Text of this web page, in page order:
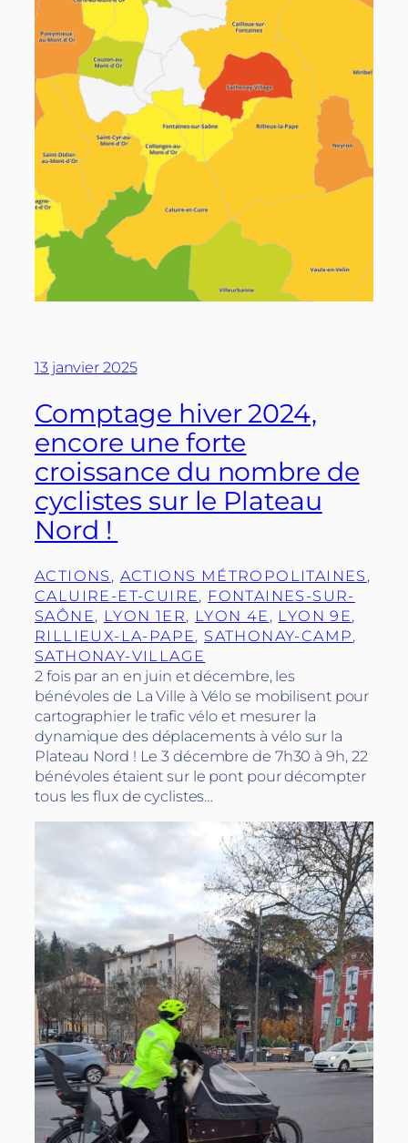
13 janvier 2025
Comptage hiver 2024,
encore une forte
croissance du nombre de
cyclistes sur le Plateau
Nord !
ACTIONS , ACTIONS MÉTROPOLITAINES
CALUIRE-ET-CUIRE, FONTAINES-SUR-
SAÔNE, LYON 1ER, LYON 4E , LYON 9E
RILLIEUX-LA-PAPE, SATHONAY-CAMP
SATHONAY-VILLAGE
2 fois par an en juin et décembre, les
bénévoles de La Ville à Vélo se mobilisent pour
cartographier le trafic vélo et mesurer la
dynamique des déplacements à vélo sur la
Plateau Nord ! Le 3 décembre de 7h30 à 9h, 22
bénévoles étaient sur le pont pour décompter
tous les flux de cyclistes…